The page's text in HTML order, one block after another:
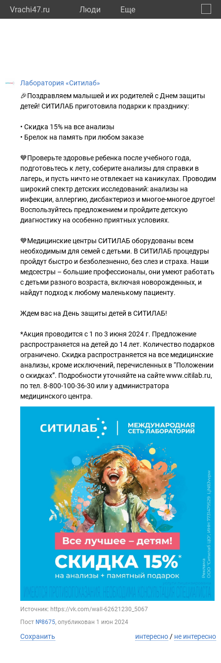
Vrachi47.ru Люди Eще
Лаборатория «Ситилаб»
🎉Поздравляем малышей и их родителей с Днем защиты
детей! СИТИЛАБ приготовила подарки к празднику:
• Скидка 15% на все анализы
• Брелок на память при любом заказе
💙Проверьте здоровье ребенка после учебного года,
подготовьтесь к лету, соберите анализы для справки в
лагерь, и пусть ничто не отвлекает на каникулах. Проводим
широкий спектр детских исследований: анализы на
инфекции, аллергию, дисбактериоз и многое-многое другое!
Воспользуйтесь предложением и пройдите детскую
диагностику на особенно приятных условиях.
💙Медицинские центры СИТИЛАБ оборудованы всем
необходимым для семей с детьми. В СИТИЛАБ процедуры
пройдут быстро и безболезненно, без слез и страха. Наши
медсестры – большие профессионалы, они умеют работать
с детьми разного возраста, включая новорожденных, и
найдут подход к любому маленькому пациенту.
Ждем вас на День защиты детей в СИТИЛАБ!
*Акция проводится с 1 по 3 июня 2024 г. Предложение
распространяется на детей до 14 лет. Количество подарков
ограничено. Скидка распространяется на все медицинские
анализы, кроме исключений, перечисленных в “Положении
о скидках”. Подробности уточняйте на сайте www.citilab.ru,
по тел. 8-800-100-36-30 или у администратора
медицинского центра.
Источник: https://vk.com/wall-62621230_5067
Пост №8675, опубликован 1 июн 2024
Сохранить интересно / не интересно